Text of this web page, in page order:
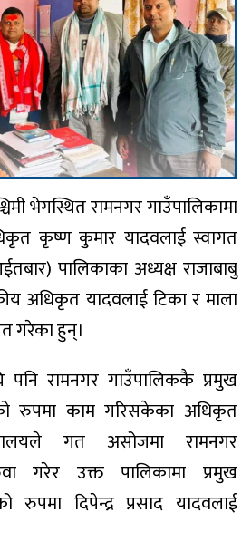
भेगस्थित रामनगर गाउँपालिकामा
कृष्ण कुमार यादवलाई स्वागत
पालिकाका अध्यक्ष राजाबाबु
अधिकृत यादवलाई टिका र माला
गरेका हुन्।
रामनगर गाउँपालिककै प्रमुख
रुपमा काम गरिसकेका अधिकृत
गत असोजमा रामनगर
गरेर उक्त पालिकामा प्रमुख
रुपमा दिपेन्द्र प्रसाद यादवलाई